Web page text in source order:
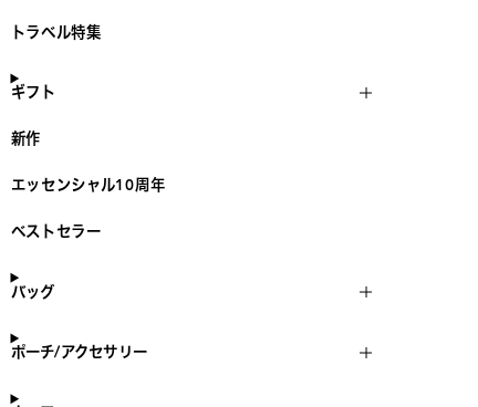
トラベル特集
ギフト
新作
エッセンシャル10周年
ベストセラー
バッグ
ポーチ/アクセサリー